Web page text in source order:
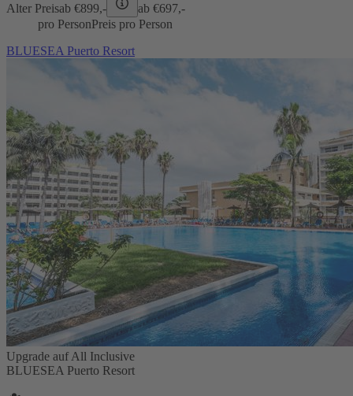
Alter Preisab €899,- ab €697,-
pro PersonPreis pro Person
BLUESEA Puerto Resort
Upgrade auf All Inclusive
BLUESEA Puerto Resort